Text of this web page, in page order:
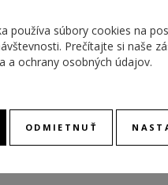
tvrdené plexi
analóg
používa súbory cookies na
Prečítajte si naše
a ochrany osobných údajov.
ODMIETNUŤ